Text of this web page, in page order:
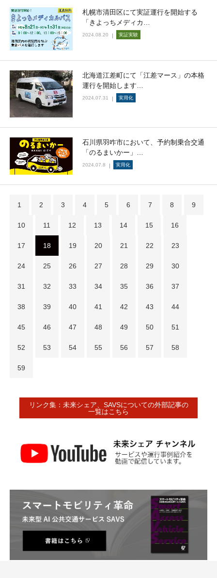
札幌市清田区にて実証運行を開始する
「きよっちメディカ…
2024.08.20 実証実験
北海道江差町にて「江差マース」の本格
運行を開始します…
2024.07.31 実用化
石川県羽咋市において、予約制乗合交通
「のるまいかー」…
2024.07.8 実用化
1 2 3 4 5 6 7 8 9
10 11 12 13 14 15 16
17 18 19 20 21 22 23
24 25 26 27 28 29 30
31 32 33 34 35 36 37
38 39 40 41 42 43 44
45 46 47 48 49 50 51
52 53 54 55 56 57 58
59
リンク集：未来シェア、SAVSについての外部記事の
一覧はこちら